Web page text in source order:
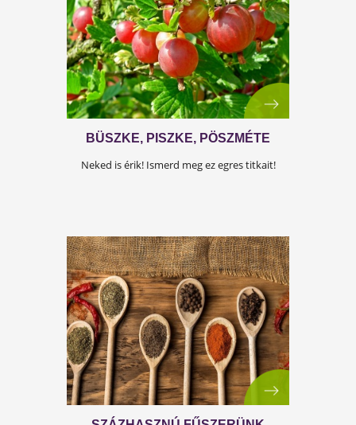
ŐSRÉGI ÖRÖKSÉG - NÖVEKVŐ
NÉPSZERŰSÉG
Tudtad, hogy a cukkini Amrikából érkezett
hozzánk? További érdekességekért kattints!
UTOLÉRJÜK EURÓPÁT?